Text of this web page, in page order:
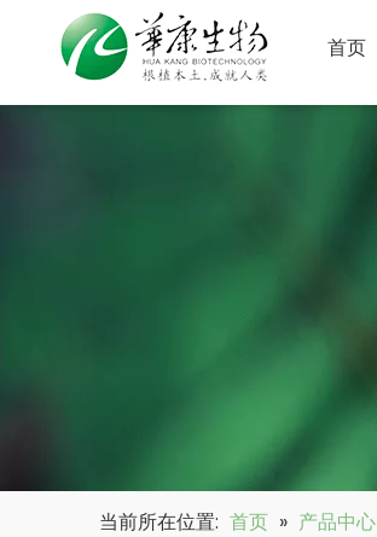
首页
当前所在位置: 首页 » 产品中心